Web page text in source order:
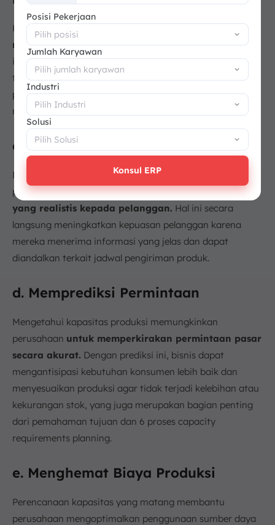
Hasil produksi maksimum akanmenjadi dasar dalam
menyusun anggaran yang akurat.Dengan informasi
ini, perusahaan dapat memperkirakan biaya produksi,
tenaga kerja, dan bahan baku secara tepat, sehingga
pengelolaan keuangan menjadi lebih terkendali dan
mendukung keputusan bisnis yang lebih baik.
c. Pengelolaan Waktu Tunggu
Memahami production capacitymemungkinkan
perusahaanmemberikan estimasi waktu tunggu
yang realistis kepada pelanggan. Hal ini secara
langsung meningkatkan kepuasan pelanggan karena
mereka menerima informasi yang jelas dan dapat
diandalkan terkait jadwal pengiriman produk.
d. Memprediksi Permintaan
Mengetahui kapasitas produksi memungkinkan
perusahaan untuk memperkirakan permintaan pasar
secara akurat. Dengan prediksi ini, bisnis dapat
mengantisipasi kebutuhan konsumen lebih baik dan
menyesuaikan produksi agar tidak terjadi kelebihan atau
kekurangan stok, yang juga merupakan bagian penting
dari pemahaman tujuan dan 6 proses capacity
requirements planning.
e. Menghemat Biaya Produksi
Perencanaan kapasitas yang matang membantu
perusahaan mengoptimalkan penggunaan sumber daya
+62
Posisi Pekerjaan
Jumlah Karyawan
Industri
Solusi
Konsul ERP